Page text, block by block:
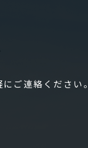
ご連絡ください。